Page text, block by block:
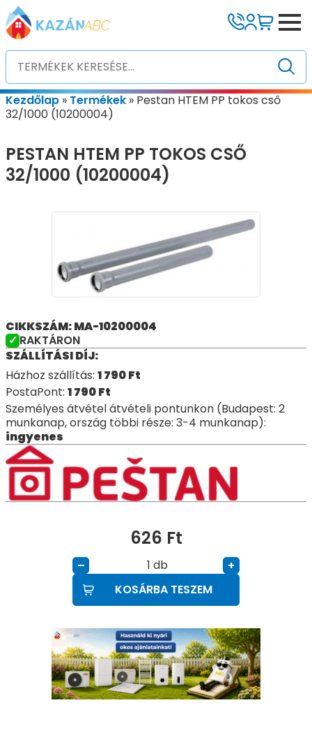
Kezdőlap » Termékek » Pestan HTEM PP tokos cső
32/1000 (10200004)
PESTAN HTEM PP TOKOS CSŐ
32/1000 (10200004)
CIKKSZÁM: MA-10200004
RAKTÁRON
SZÁLLÍTÁSI DÍJ:
Házhoz szállítás: 1 790Ft
PostaPont: 1 790Ft
Személyes átvétel átvételi pontunkon (Budapest: 2
munkanap, ország többi része: 3-4 munkanap):
ingyenes
626 Ft
– db
+
KOSÁRBA TESZEM